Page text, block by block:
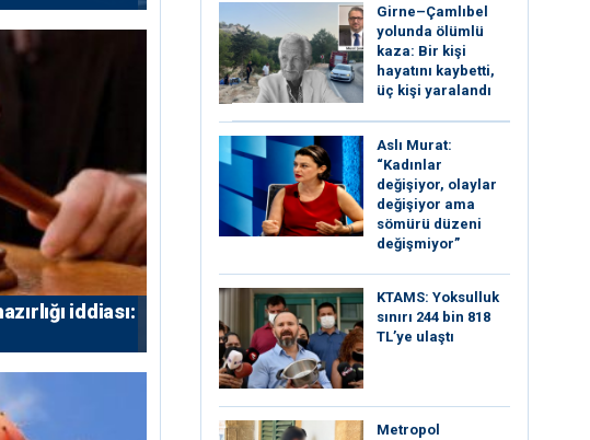
iddiası:
Girne–Çamlıbel
yolunda ölümlü
kaza: Bir kişi
hayatını kaybetti,
üç kişi yaralandı
Aslı Murat:
“Kadınlar
değişiyor, olaylar
değişiyor ama
sömürü düzeni
değişmiyor”
KTAMS: Yoksulluk
sınırı 244 bin 818
TL’ye ulaştı
Metropol